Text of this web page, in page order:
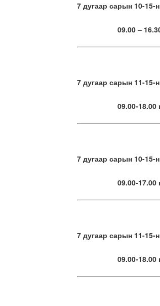
7 дугаар сарын 10-
09.00 –
7 дугаар сарын 11-
09.00-18.00
7 дугаар сарын 10-
09.00-17.00
7 дугаар сарын 11-
09.00-18.00